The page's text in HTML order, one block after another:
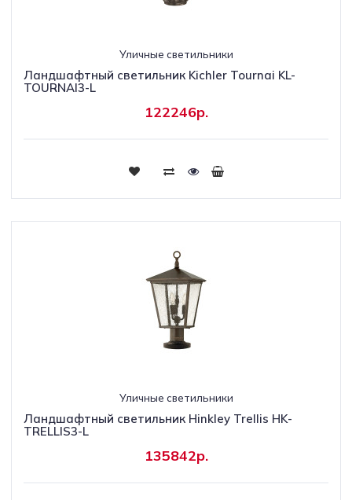
Уличные светильники
Ландшафтный светильник Kichler Tournai KL-
TOURNAI3-L
122246р.
Уличные светильники
Ландшафтный светильник Hinkley Trellis HK-
TRELLIS3-L
135842р.